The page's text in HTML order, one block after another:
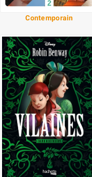
Contemporain